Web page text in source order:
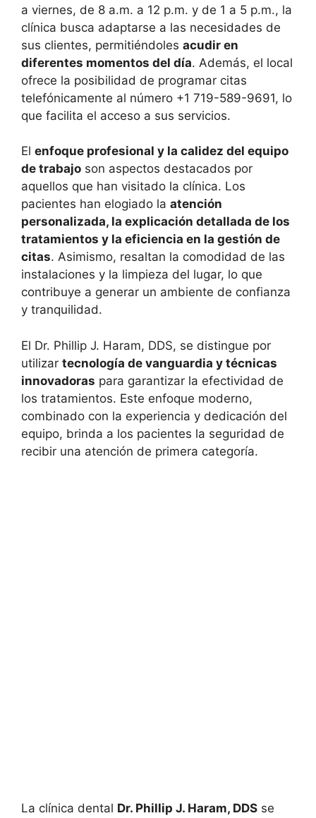
a viernes, de 8 a.m. a 12 p.m. y de 1 a 5 p.m., la
clínica busca adaptarse a las necesidades de
sus clientes, permitiéndoles acudir en
diferentes momentos del día. Además, el local
ofrece la posibilidad de programar citas
telefónicamente al número +1 719-589-9691, lo
que facilita el acceso a sus servicios.
El enfoque profesional y la calidez del equipo
de trabajo son aspectos destacados por
aquellos que han visitado la clínica. Los
pacientes han elogiado la atención
personalizada, la explicación detallada de los
tratamientos y la eficiencia en la gestión de
citas. Asimismo, resaltan la comodidad de las
instalaciones y la limpieza del lugar, lo que
contribuye a generar un ambiente de confianza
y tranquilidad.
El Dr. Phillip J. Haram, DDS, se distingue por
utilizar tecnología de vanguardia y técnicas
innovadoras para garantizar la efectividad de
los tratamientos. Este enfoque moderno,
combinado con la experiencia y dedicación del
equipo, brinda a los pacientes la seguridad de
recibir una atención de primera categoría.
La clínica dental Dr. Phillip J. Haram, DDS se